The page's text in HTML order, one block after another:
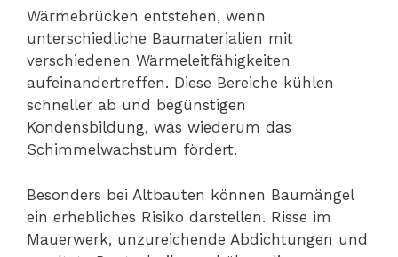
Wärmebrücken entstehen, wenn
unterschiedliche Baumaterialien mit
verschiedenen Wärmeleitfähigkeiten
aufeinandertreffen. Diese Bereiche kühlen
schneller ab und begünstigen
Kondensbildung, was wiederum das
Schimmelwachstum fördert.
Besonders bei Altbauten können Baumängel
ein erhebliches Risiko darstellen. Risse im
Mauerwerk, unzureichende Abdichtungen und